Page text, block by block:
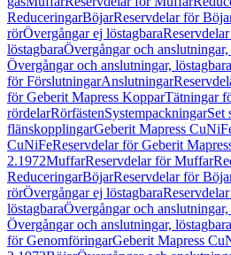
ReduceringarBöjarReservdelar för
rörÖvergångar ej löstagbara
löstagbaraÖvergångar och anslutningar,
Övergångar och anslutningar, löstagbara
för FörslutningarAnslutningar
för Geberit Mapress KopparTätningar
rördelarRörfästenSystempackningarSet
flänskopplingarGeberit Mapress
CuNiFeReservdelar för Geberit
2.1972MuffarReservdelar för Muffar
ReduceringarBöjarReservdelar för
rörÖvergångar ej löstagbara
löstagbaraÖvergångar och anslutningar,
Övergångar och anslutningar, löstagbara
för GenomföringarGeberit Mapress